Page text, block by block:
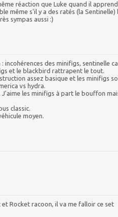
réaction que Luke quand il
même s'il y a des ratés (la
sympas aussi :)
incohérences des minifigs, sentinelle
et le blackbird rattrapent le tout.
assez basique et les minifigs
vs hydra.
J'aime les minifigs à part le bouffon
classic.
moyen.
Rocket racoon, il va me falloir ce set